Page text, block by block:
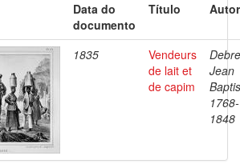
Data do
documento
Título
1835
Vendeurs
de lait et
de capim
Jean
1768-
1848